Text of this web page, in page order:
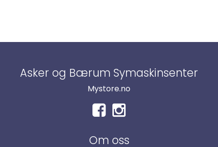
Asker og Bærum Symaskinsenter
Mystore.no
Om oss